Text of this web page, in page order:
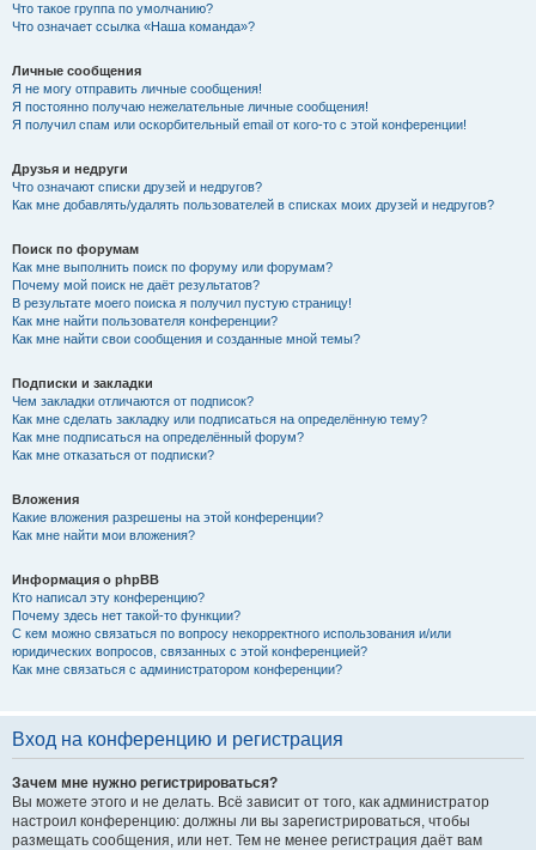
Что такое группа по умолчанию?
Что означает ссылка «Наша команда»?
Личные сообщения
Я не могу отправить личные сообщения!
Я постоянно получаю нежелательные личные сообщения!
Я получил спам или оскорбительный email от кого-то с этой конференции!
Друзья и недруги
Что означают списки друзей и недругов?
Как мне добавлять/удалять пользователей в списках моих друзей и недругов?
Поиск по форумам
Как мне выполнить поиск по форуму или форумам?
Почему мой поиск не даёт результатов?
В результате моего поиска я получил пустую страницу!
Как мне найти пользователя конференции?
Как мне найти свои сообщения и созданные мной темы?
Подписки и закладки
Чем закладки отличаются от подписок?
Как мне сделать закладку или подписаться на определённую тему?
Как мне подписаться на определённый форум?
Как мне отказаться от подписки?
Вложения
Какие вложения разрешены на этой конференции?
Как мне найти мои вложения?
Информация о phpBB
Кто написал эту конференцию?
Почему здесь нет такой-то функции?
С кем можно связаться по вопросу некорректного использования и/или
юридических вопросов, связанных с этой конференцией?
Как мне связаться с администратором конференции?
Вход на конференцию и регистрация
Зачем мне нужно регистрироваться?
Вы можете этого и не делать. Всё зависит от того, как администратор
настроил конференцию: должны ли вы зарегистрироваться, чтобы
размещать сообщения, или нет. Тем не менее регистрация даёт вам